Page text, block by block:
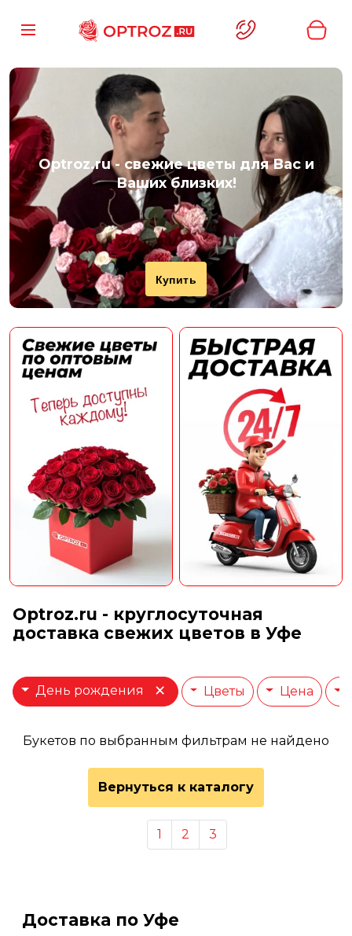
Optroz.ru- свежие цветы для Вас и
Ваших близких!
Купить
Optroz.ru - круглосуточная
доставка свежих цветов в Уфе
Цветы Цена
День рождения ×
Букетов по выбранным фильтрам не найдено
Вернуться к каталогу
1 2 3
Доставка по Уфе